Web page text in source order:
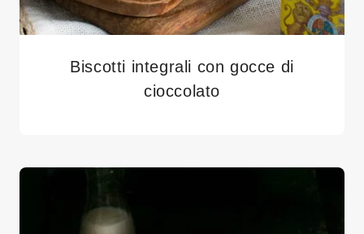
Biscotti integrali con gocce di
cioccolato